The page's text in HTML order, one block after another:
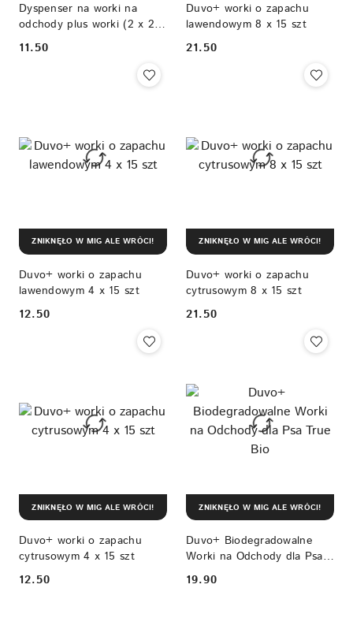
Dyspenser na worki na
odchody plus worki (2 x 20
szt) Duvo+
Cena:
11.50
Duvo+ worki o zapachu
lawendowym 8 x 15 szt
Cena:
21.50
Duvo+ worki o zapachu
lawendowym 4 x 15 szt
Cena:
12.50
ZNIKNĘŁO W MIG ALE WRÓCI!
Duvo+ worki o zapachu
cytrusowym 8 x 15 szt
Cena:
21.50
ZNIKNĘŁO W MIG ALE WRÓCI!
Duvo+ worki o zapachu
cytrusowym 4 x 15 szt
Cena:
12.50
ZNIKNĘŁO W MIG ALE WRÓCI!
Duvo+ Biodegradowalne
Worki na Odchody dla Psa
True Bio
Cena:
19.90
ZNIKNĘŁO W MIG ALE WRÓCI!